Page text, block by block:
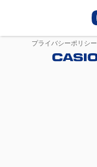
プライバシーポリシー